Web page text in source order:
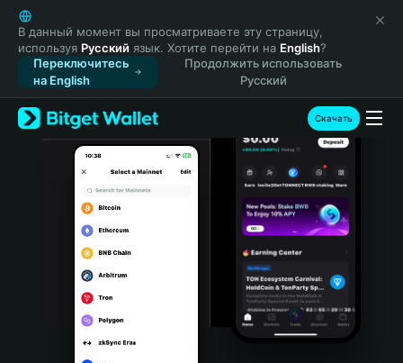
English
日本語
Tiếng Việt
Русский
Español (Latinoamérica)
Türkçe
Italiano
Português (Portugal)
Bahasa Indonesia
В данный момент вы просматриваете эту страницу,
используя Русский язык. Хотите перейти на English?
Переключитесь
на English
Продолжить использовать
Русский
Скачать